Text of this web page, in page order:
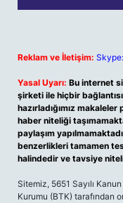
Reklam ve İletişim:
Yasal Uyarı: Bu internet
şirketi ile hiçbir
hazırladığımız
haber niteliği
paylaşım
benzerlikleri tamamen
halindedir ve tavsiye
Sitemiz, 5651 Sayılı
Kurumu (BTK) tarafından